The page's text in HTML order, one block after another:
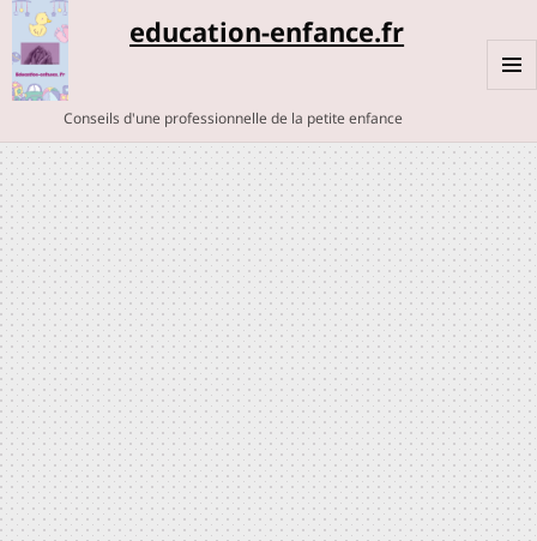
education-enfance.fr
Conseils d'une professionnelle de la petite enfance